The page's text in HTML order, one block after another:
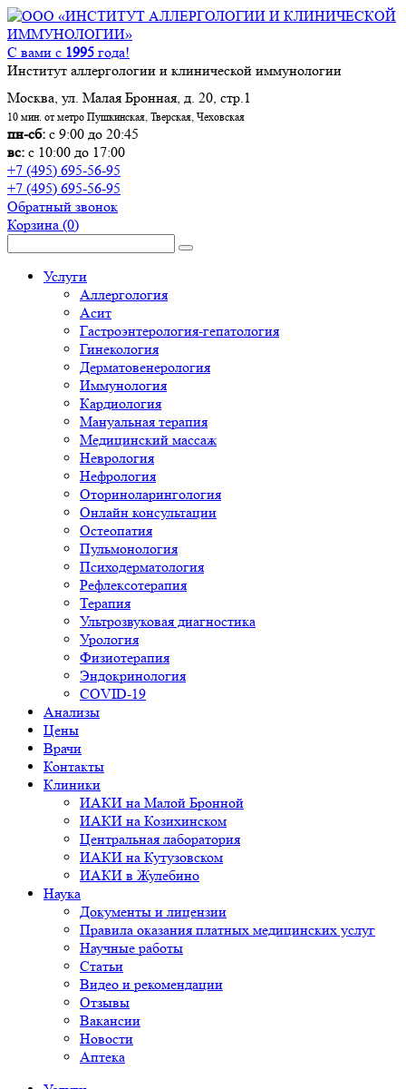
С вами с 1995 года!
Институт аллергологии и клинической иммунологии
Москва, ул. Малая Бронная, д. 20, стр.1
10 мин. от метро Пушкинская, Тверская, Чеховская
пн-сб: с 9:00 до 20:45
вс: с 10:00 до 17:00
+7 (495) 695-56-95
+7 (495) 695-56-95
Обратный звонок
Корзина (0)
Услуги
Аллергология
Асит
Гастроэнтерология-гепатология
Гинекология
Дерматовенерология
Иммунология
Кардиология
Мануальная терапия
Медицинский массаж
Неврология
Нефрология
Оториноларингология
Онлайн консультации
Остеопатия
Пульмонология
Психодерматология
Рефлексотерапия
Терапия
Ультрозвуковая диагностика
Урология
Физиотерапия
Эндокринология
COVID-19
Анализы
Цены
Врачи
Контакты
Клиники
ИАКИ на Малой Бронной
ИАКИ на Козихинском
Центральная лаборатория
ИАКИ на Кутузовском
ИАКИ в Жулебино
Наука
Документы и лицензии
Правила оказания платных медицинских услуг
Научные работы
Статьи
Видео и рекомендации
Отзывы
Вакансии
Новости
Аптека